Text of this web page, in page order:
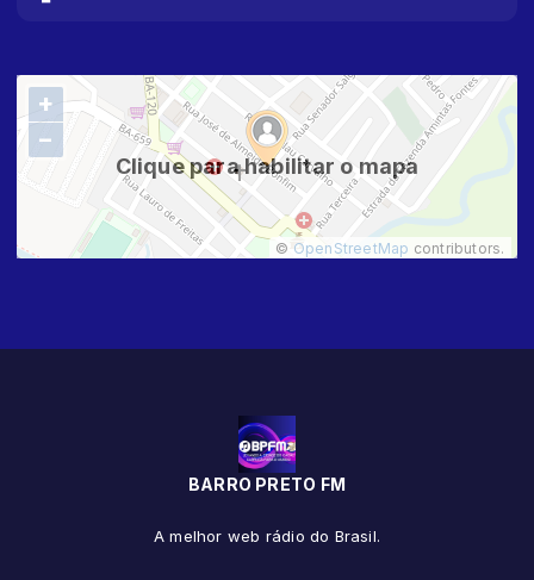
Clique para habilitar o mapa
+
−
© OpenStreetMap contributors.
BARRO PRETO FM
A melhor web rádio do Brasil.